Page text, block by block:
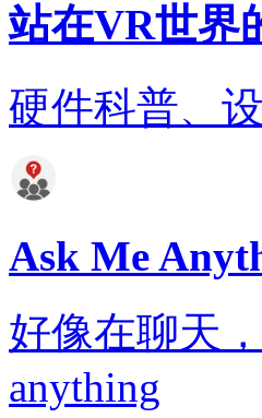
站在VR世界
硬件科普、
Ask Me
好像在聊天
anything